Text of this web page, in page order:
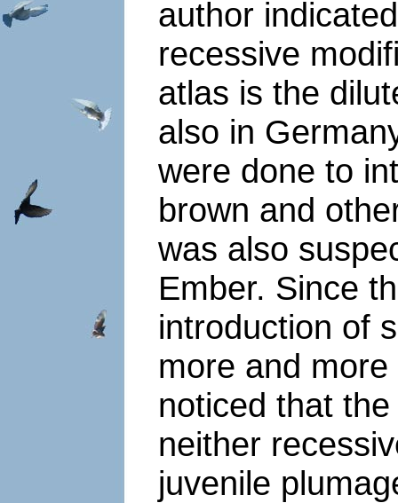
author
recessive
atlas is the
also in
were done to
brown and
was also
Ember. Since
introduction of
more and
noticed that
neither
juvenile